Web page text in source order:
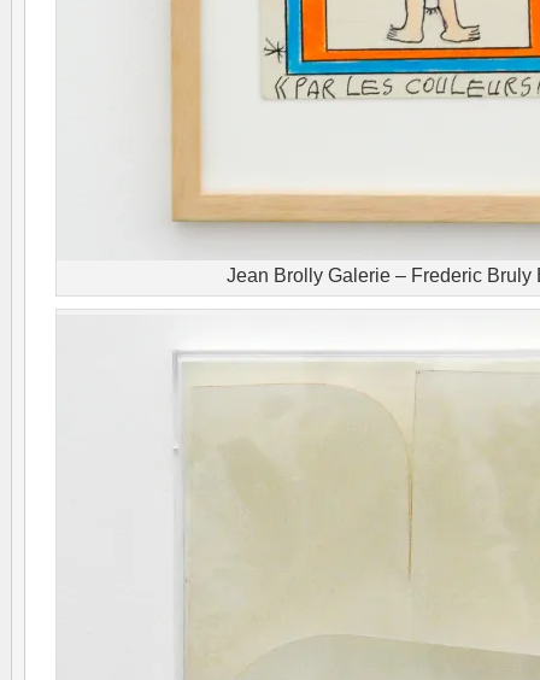
Jean Brolly Galerie – Frederic Bruly